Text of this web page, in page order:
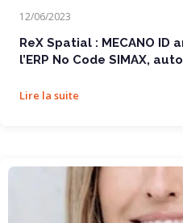
ReX Spatial : MECANO ID améliore son
intégré
12/06/2023
ReX Spatial : MECANO
l’ERP No Code SIMAX,
Lire la suite